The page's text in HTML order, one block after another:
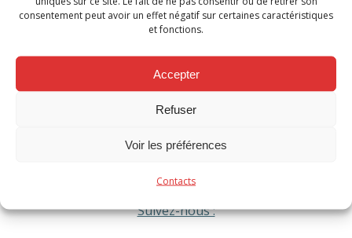
consentement peut avoir un effet négatif sur certaines caractéristiques
et fonctions.
Accepter
Refuser
Voir les préférences
Contacts
Téléphone :
Adresse :
4280 Hannut
Suivez-nous :